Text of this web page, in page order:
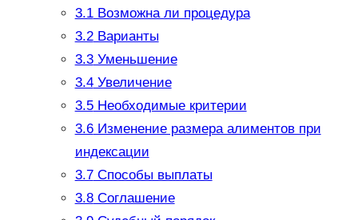
3.1Возможна ли процедура
3.2Варианты
3.3Уменьшение
3.4Увеличение
3.5Необходимые критерии
3.6Изменение размера алиментов при
индексации
3.7Способы выплаты
3.8Соглашение